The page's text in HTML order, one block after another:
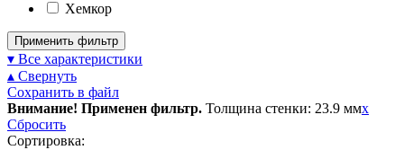
Хемкор
Применить фильтр
▾ Все характеристики
▴ Свернуть
Сохранить в файл
Внимание! Применен фильтр. Толщина стенки: 23.9 ммx
Сбросить
Сортировка: